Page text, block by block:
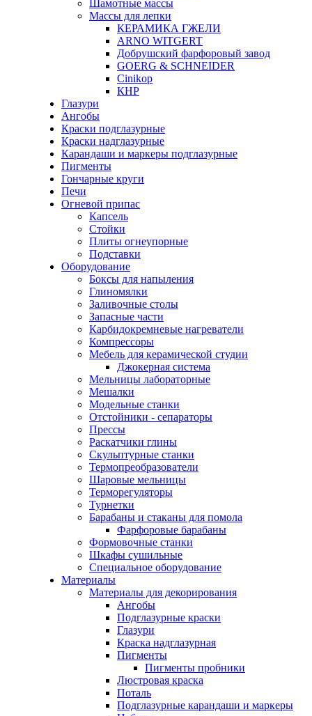
Шамотные массы
Массы для лепки
КЕРАМИКА ГЖЕЛИ
ARNO WITGERT
Добрушский фарфоровый завод
GOERG & SCHNEIDER
Cinikop
КНР
Глазури
Ангобы
Краски подглазурные
Краски надглазурные
Карандаши и маркеры подглазурные
Пигменты
Гончарные круги
Печи
Огневой припас
Капсель
Стойки
Плиты огнеупорные
Подставки
Оборудование
Боксы для напыления
Глиномялки
Заливочные столы
Запасные части
Карбидокремневые нагреватели
Компрессоры
Мебель для керамической студии
Джокерная система
Мельницы лабораторные
Мешалки
Модельные станки
Отстойники - сепараторы
Прессы
Раскатчики глины
Скульптурные станки
Термопреобразователи
Шаровые мельницы
Терморегуляторы
Турнетки
Барабаны и стаканы для помола
Фарфоровые барабаны
Формовочные станки
Шкафы сушильные
Специальное оборудование
Материалы
Материалы для декорирования
Ангобы
Подглазурные краски
Глазури
Краска надглазурная
Пигменты
Пигменты пробники
Люстровая краска
Поталь
Подглазурные карандаши и маркеры